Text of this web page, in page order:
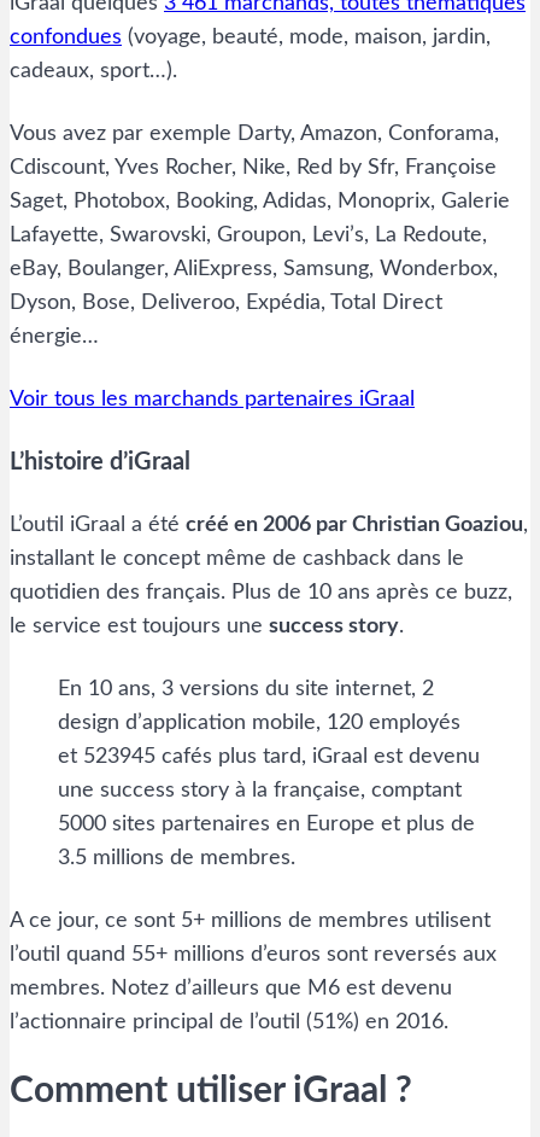
confondues (voyage, beauté, mode, maison, jardin,
cadeaux, sport…).
Vous avez par exemple Darty, Amazon, Conforama,
Cdiscount, Yves Rocher, Nike, Red by Sfr, Françoise
Saget, Photobox, Booking, Adidas, Monoprix, Galerie
Lafayette, Swarovski, Groupon, Levi’s, La Redoute,
eBay, Boulanger, AliExpress, Samsung, Wonderbox,
Dyson, Bose, Deliveroo, Expédia, Total Direct
énergie…
Voir tous les marchands partenaires iGraal
L’histoire d’iGraal
L’outil iGraal a été créé en 2006 par Christian Goaziou,
installant le concept même de cashback dans le
quotidien des français. Plus de 10 ans après ce buzz,
le service est toujours une success story.
En 10 ans, 3 versions du site internet, 2
design d’application mobile, 120 employés
et 523945 cafés plus tard, iGraal est devenu
une success story à la française, comptant
5000 sites partenaires en Europe et plus de
3.5 millions de membres.
A ce jour, ce sont 5+ millions de membres utilisent
l’outil quand 55+ millions d’euros sont reversés aux
membres. Notez d’ailleurs que M6 est devenu
l’actionnaire principal de l’outil (51%) en 2016.
Comment utiliser iGraal ?